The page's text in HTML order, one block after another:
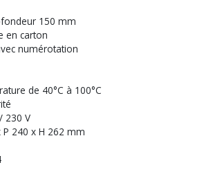
150 mm
en carton
numérotation
de 40°C à 100°C
230 V
P 240 x H 262 mm